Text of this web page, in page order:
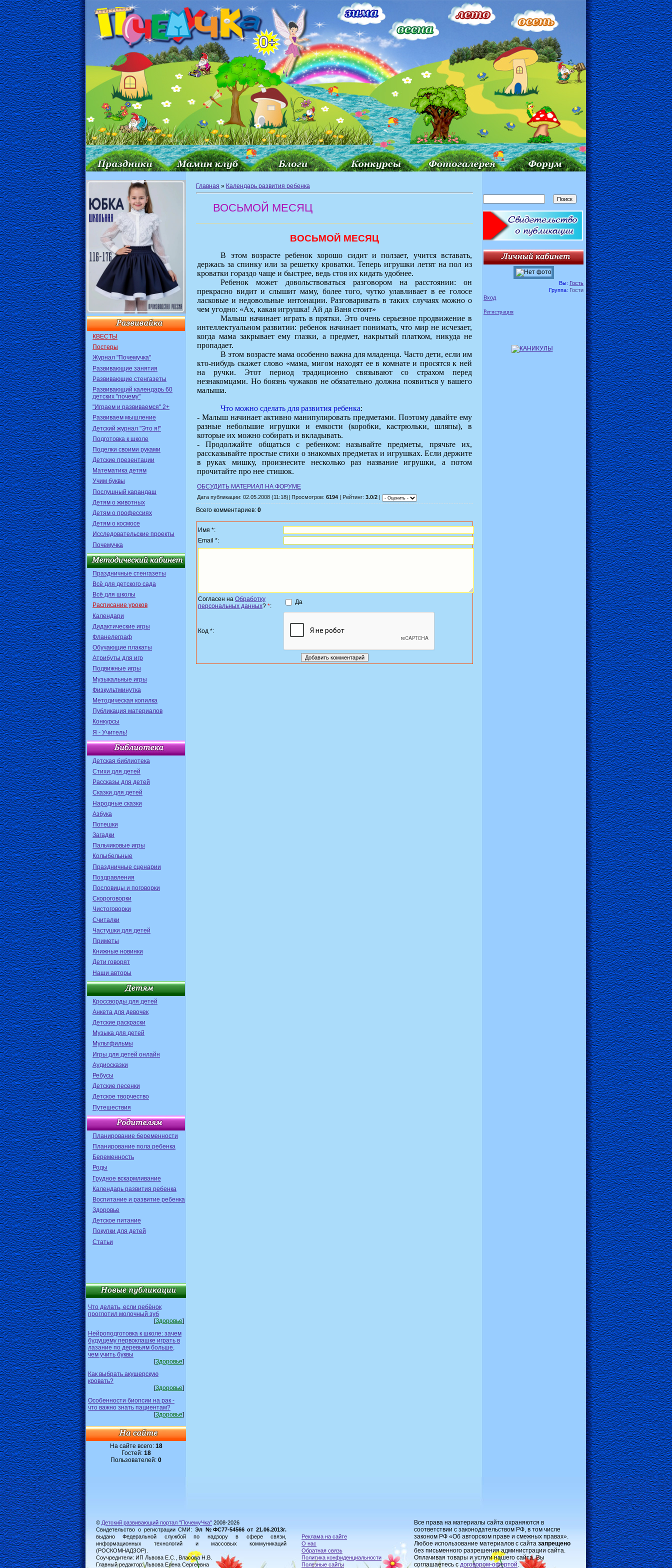
КВЕСТЫ
Постеры
Журнал "Почемучка"
Развивающие занятия
Развивающие стенгазеты
Развивающий календарь 60
детских "почему"
"Играем и развиваемся" 2+
Развиваем мышление
Детский журнал "Это я!"
Подготовка к школе
Поделки своими руками
Детские презентации
Математика детям
Учим буквы
Послушный карандаш
Детям о животных
Детям о профессиях
Детям о космосе
Исследовательские проекты
Почемучка
Праздничные стенгазеты
Всё для детского сада
Всё для школы
Расписание уроков
Календари
Дидактические игры
Фланелеграф
Обучающие плакаты
Атрибуты для игр
Подвижные игры
Музыкальные игры
Физкультминутка
Методическая копилка
Публикация материалов
Конкурсы
Я - Учитель!
Детская библиотека
Стихи для детей
Рассказы для детей
Сказки для детей
Народные сказки
Азбука
Потешки
Загадки
Пальчиковые игры
Колыбельные
Праздничные сценарии
Поздравления
Пословицы и поговорки
Скороговорки
Чистоговорки
Считалки
Частушки для детей
Приметы
Книжные новинки
Дети говорят
Наши авторы
Кроссворды для детей
Анкета для девочек
Детские раскраски
Музыка для детей
Мультфильмы
Игры для детей онлайн
Аудиосказки
Ребусы
Детские песенки
Детское творчество
Путешествия
Планирование беременности
Планирование пола ребенка
Беременность
Роды
Грудное вскармливание
Календарь развития ребенка
Воспитание и развитие ребенка
Здоровье
Детское питание
Покупки для детей
Статьи
Что делать, если ребёнок
проглотил молочный зуб
[Здоровье]
Нейроподготовка к школе: зачем
будущему первоклашке играть в
лазание по деревьям больше,
чем учить буквы
[Здоровье]
Как выбрать акушерскую
кровать?
[Здоровье]
Особенности биопсии на рак -
что важно знать пациентам?
[Здоровье]
На сайте всего: 18
Гостей: 18
Пользователей: 0
Главная » Календарь развития ребенка
ВОСЬМОЙ МЕСЯЦ
ВОСЬМОЙ МЕСЯЦ
В этом возрасте ребенок хорошо сидит и ползает, учится вставать,
держась за спинку или за решетку кроватки. Теперь игрушки летят на пол из
кроватки гораздо чаще и быстрее, ведь стоя их кидать удобнее.
Ребенок может довольствоваться разговором на расстоянии: он
прекрасно видит и слышит маму, более того, чутко улавливает в ее голосе
ласковые и недовольные интонации. Разговаривать в таких случаях можно о
чем угодно: «Ах, какая игрушка! Ай да Ваня стоит»
Малыш начинает играть в прятки. Это очень серьезное продвижение в
интеллектуальном развитии: ребенок начинает понимать, что мир не исчезает,
когда мама закрывает ему глазки, а предмет, накрытый платком, никуда не
пропадает.
В этом возрасте мама особенно важна для младенца. Часто дети, если им
кто-нибудь скажет слово «мама, мигом находят ее в комнате и просятся к ней
на ручки. Этот период традиционно связывают со страхом перед
незнакомцами. Но боязнь чужаков не обязательно должна появиться у вашего
малыша.
Что можно сделать для развития ребенка:
- Малыш начинает активно манипулировать предметами. Поэтому давайте ему
разные небольшие игрушки и емкости (коробки, кастрюльки, шляпы), в
которые их можно собирать и вкладывать.
- Продолжайте общаться с ребенком: называйте предметы, прячьте их,
рассказывайте простые стихи о знакомых предметах и игрушках. Если держите
в руках мишку, произнесите несколько раз название игрушки, а потом
прочитайте про нее стишок.
ОБСУДИТЬ МАТЕРИАЛ НА ФОРУМЕ
Дата публикации: 02.05.2008 (11:18)| Просмотров: 6194 | Рейтинг: 3.0/2
Всего комментариев: 0
Имя *:
Email *:
Согласен на Обработку
персональных данных? *:
Да
Код *:
Вы: Гость
Группа: Гости
Вход
Регистрация
© Детский развивающий портал "ПочемуЧка" 2008-2026
Свидетельство о регистрации СМИ: Эл №ФС77-54566 от 21.06.2013г.
выдано Федеральной службой по надзору в сфере связи,
информационных технологий и массовых коммуникаций
(РОСКОМНАДЗОР).
Соучредители: ИП Львова Е.С., Власова Н.В.
Главный редактор: Львова Елена Сергеевна
Реклама на сайте
О нас
Обратная связь
Политика конфиденциальности
Полезные сайты
Все права на материалы сайта охраняются в
соответствии с законодательством РФ, в том числе
законом РФ «Об авторском праве и смежных правах».
Любое использование материалов с сайта запрещено
без письменного разрешения администрации сайта.
Оплачивая товары и услуги нашего сайта, Вы
соглашаетесь с договором-oфертой.